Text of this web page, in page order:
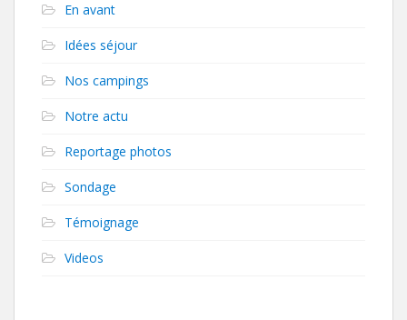
En avant
Idées séjour
Nos campings
Notre actu
Reportage photos
Sondage
Témoignage
Videos